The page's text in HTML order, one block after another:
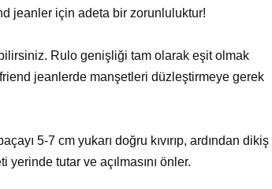
jeanler için adeta bir zorunluluktur!
Rulo genişliği tam olarak eşit olmak
jeanlerde manşetleri düzleştirmeye gerek
5-7 cm yukarı doğru kıvırıp, ardından dikiş
yerinde tutar ve açılmasını önler.